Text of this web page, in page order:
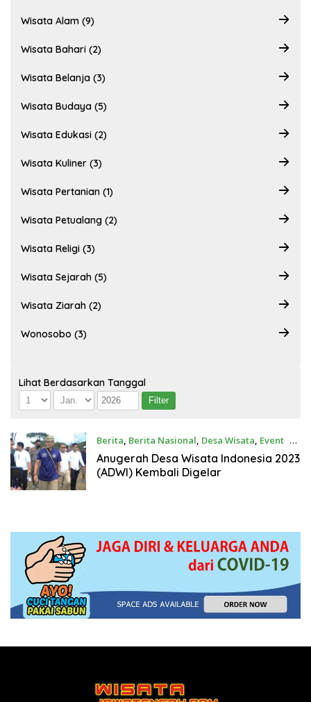
Wisata Alam (9)
Wisata Bahari (2)
Wisata Belanja (3)
Wisata Budaya (5)
Wisata Edukasi (2)
Wisata Kuliner (3)
Wisata Pertanian (1)
Wisata Petualang (2)
Wisata Religi (3)
Wisata Sejarah (5)
Wisata Ziarah (2)
Wonosobo (3)
Lihat Berdasarkan Tanggal
Berita, Berita Nasional, Desa Wisata, Event 25
Maret 2023
Anugerah Desa Wisata Indonesia 2023
(ADWI) Kembali Digelar